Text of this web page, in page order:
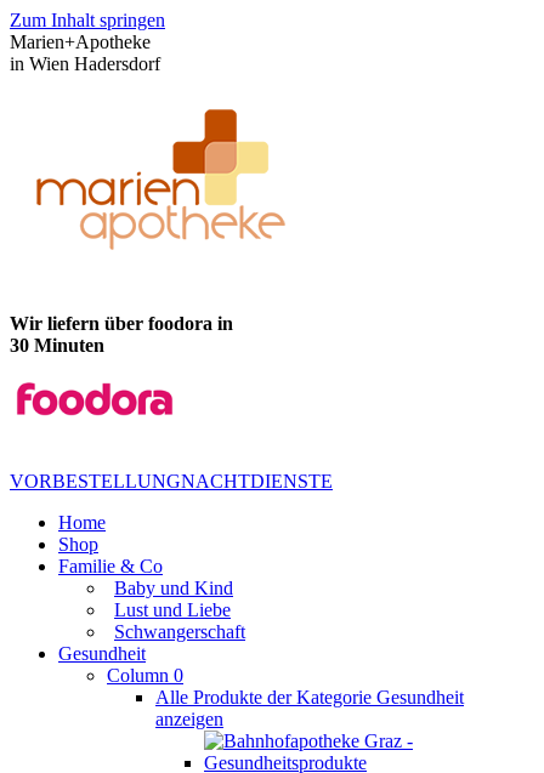
Zum Inhalt springen
Marien+Apotheke
in Wien Hadersdorf
Wir liefern über foodora in
30 Minuten
VORBESTELLUNGNACHTDIENSTE
Home
Shop
Familie & Co
Baby und Kind
Lust und Liebe
Schwangerschaft
Gesundheit
Column 0
Alle Produkte der Kategorie Gesundheit
anzeigen